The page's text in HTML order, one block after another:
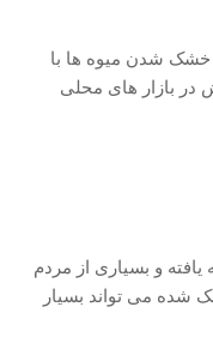
خشک شدن میوه ها با
در بازار های محلی
و بسیاری از مردم
شده می تواند بسیار